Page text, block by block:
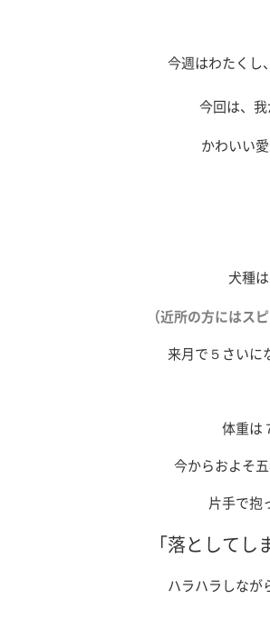
今週はわたくし
今回は、
かわいい
犬種は
（近所の方にはス
来月で５さいに
体重は
今からおよそ
片手で抱
「落としてし
ハラハラしなが